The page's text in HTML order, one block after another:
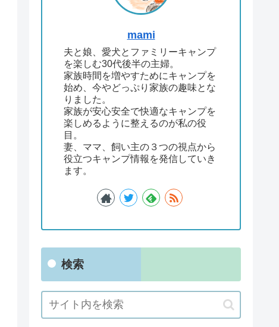
mami
夫と娘、愛犬とファミリーキャンプ
を楽しむ30代後半の主婦。
家族時間を増やすためにキャンプを
始め、今やどっぷり家族の趣味とな
りました。
家族が安心安全で快適なキャンプを
楽しめるように整えるのが私の役
目。
妻、ママ、飼い主の３つの視点から
役立つキャンプ情報を発信していき
ます。
検索